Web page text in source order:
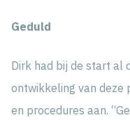
Geduld
Dirk had bij de start al
ontwikkeling van deze
en procedures aan.